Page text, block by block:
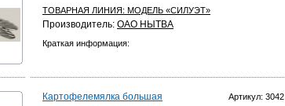
ТОВАРНАЯ ЛИНИЯ: МОДЕЛЬ «СИЛУЭТ»
Производитель: ОАО НЫТВА
Краткая информация:
Артикул: 3042
Картофелемялка большая